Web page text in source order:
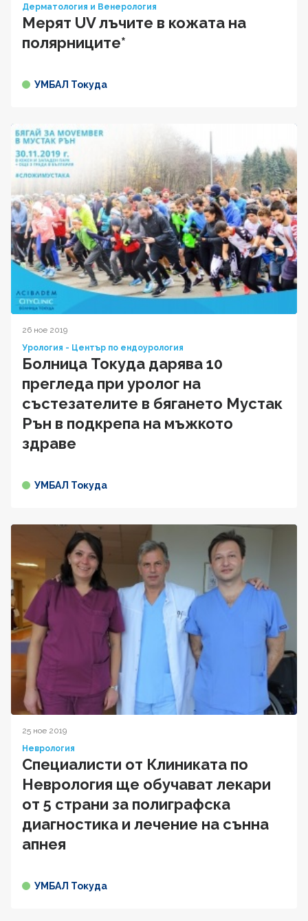
Дерматология и Венерология
Мерят UV лъчите в кожата на
полярниците*
УМБАЛ Токуда
26 ное 2019
Урология - Център по ендоурология
Болница Токуда дарява 10
прегледа при уролог на
състезателите в бягането Мустак
Рън в подкрепа на мъжкото
здраве
УМБАЛ Токуда
25 ное 2019
Неврология
Специалисти от Клиниката по
Неврология ще обучават лекари
от 5 страни за полиграфска
диагностика и лечение на сънна
апнея
УМБАЛ Токуда